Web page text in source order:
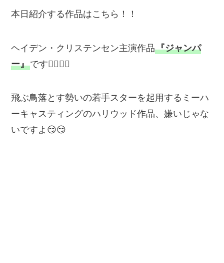
本日紹介する作品はこちら！！
ヘイデン・クリステンセン主演作品『ジャンパ
ー』です💁‍♂️💁‍♂️
飛ぶ鳥落とす勢いの若手スターを起用するミーハ
ーキャスティングのハリウッド作品、嫌いじゃな
いですよ😏😏